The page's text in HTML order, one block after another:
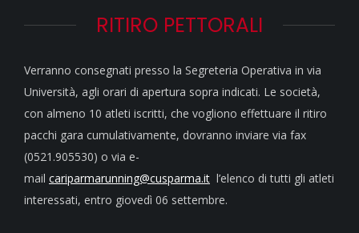
RITIRO PETTORALI
Verranno consegnati presso la Segreteria Operativa in via
Università, agli orari di apertura sopra indicati. Le società,
con almeno 10 atleti iscritti, che vogliono effettuare il ritiro
pacchi gara cumulativamente, dovranno inviare via fax
(0521.905530) o via e-
mail cariparmarunning@cusparma.it l’elenco di tutti gli atleti
interessati, entro giovedì 06 settembre.